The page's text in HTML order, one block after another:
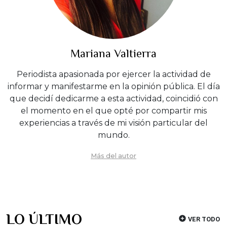
Mariana Valtierra
Periodista apasionada por ejercer la actividad de
informar y manifestarme en la opinión pública. El día
que decidí dedicarme a esta actividad, coincidió con
el momento en el que opté por compartir mis
experiencias a través de mi visión particular del
mundo.
Más del autor
LO ÚLTIMO VER TODO